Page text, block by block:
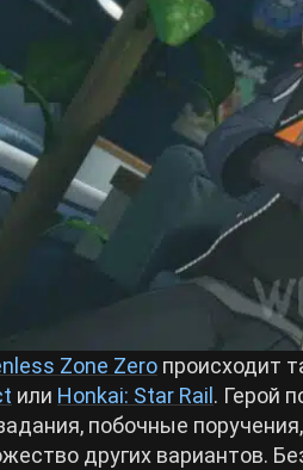
2
Endfield
Waves
2077
Zone Zero происходит
или Honkai: Star Rail. Герой
побочные
других вариантов.